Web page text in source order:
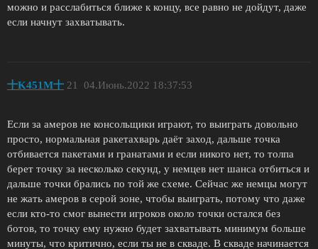
можно и расслабиться ближе к концу, все равно не дойдут, даже
если начнут захватывать.
十K451M十 04.Июнь.2022 18:37:53
21
Если за амеров не консольщики играют, то выиграть довольно
просто, нормальная ракетахварь даёт заход, дальше точка
отбивается пакетами и гранатами и если никого нет, то толпа
берет точку за несколько секунд, у немцев нет шанса отбиться и
дальше точки брались по той же схеме. Сейчас же немцы могут
не жать амеров в серой зоне, чтобы выиграть, потому что даже
если кто-то смог вынести игроков около точки остался без
ботов, то точку ему нужно будет захватывать минимум больше
минуты, что критично, если ты не в скваде. В скваде начинается